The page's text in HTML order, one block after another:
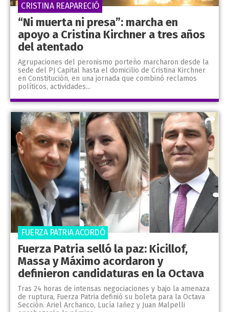
“Ni muerta ni presa”: marcha en
apoyo a Cristina Kirchner a tres años
del atentado
Agrupaciones del peronismo porteño marcharon desde la
sede del PJ Capital hasta el domicilio de Cristina Kirchner
en Constitución, en una jornada que combinó reclamos
políticos, actividades...
CRISTINA REAPARECIÓ
Fuerza Patria selló la paz: Kicillof,
Massa y Máximo acordaron y
definieron candidaturas en la Octava
Tras 24 horas de intensas negociaciones y bajo la amenaza
de ruptura, Fuerza Patria definió su boleta para la Octava
Sección. Ariel Archanco, Lucía Iañez y Juan Malpelli
FUERZA PATRIA ACORDÓ